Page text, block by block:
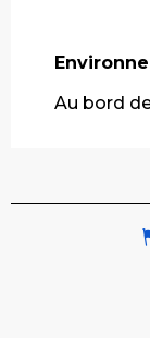
Au bord